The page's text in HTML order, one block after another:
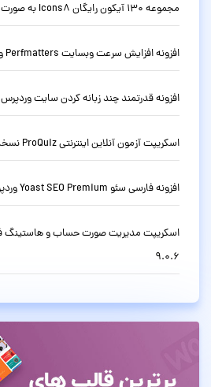
مجموعه 130 آیکون رایگان Icons8 به صورت SVG
افزونه افزایش سرعت وبسایت Perfmatters وردپرس نسخه 2.6.6
افزونه قدرتمند چند زبانه کردن سایت وردپرس WPML نسخه 4.9.6
اسکریپت آزمون آنلاین اینترنتی ProQuiz نسخه 2.0.2
افزونه فارسی سئو Yoast SEO Premium وردپرس نسخه حرفه ای 28.1
9.0.6